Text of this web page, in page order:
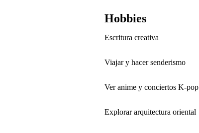
Hobbies
Escritura creativa
Viajar y hacer senderismo
Ver anime y conciertos K-pop
Explorar arquitectura oriental